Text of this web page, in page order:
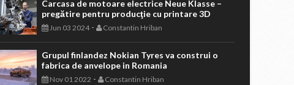
Carcasa de motoare electrice Neue Klasse –
pregătire pentru producţie cu printare 3D
Jun 03 2024- Constantin Hriban
Grupul finlandez Nokian Tyres va construi o
fabrica de anvelope in Romania
Nov 01 2022 - Constantin Hriban